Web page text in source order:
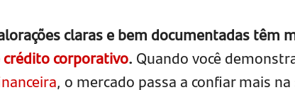
claras e bem documentadas têm
corporativo. Quando você
, o mercado passa a confiar mais na